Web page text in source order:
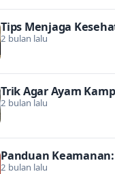
Tips Menjaga
2 bulan lalu
Trik Agar Ayam
2 bulan lalu
Panduan
2 bulan lalu